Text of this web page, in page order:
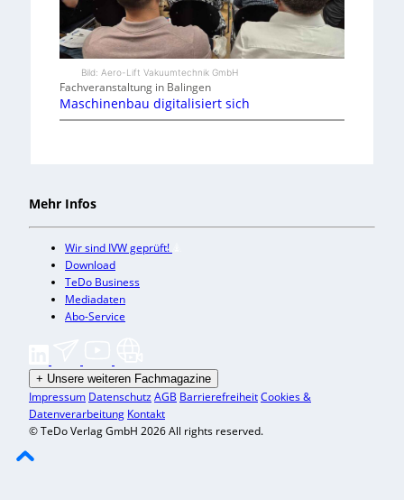
Bild: Aero-Lift Vakuumtechnik GmbH
Fachveranstaltung in Balingen
Maschinenbau digitalisiert sich
Mehr Infos
Wir sind IVW geprüft!
Download
TeDo Business
Mediadaten
Abo-Service
+ Unsere weiteren Fachmagazine
Impressum DatenschutzAGB BarrierefreiheitCookies &
Datenverarbeitung Kontakt
© TeDo Verlag GmbH 2026 All rights reserved.